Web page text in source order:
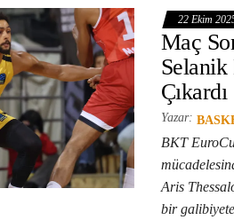
22 Ekim
Maç
Selanik
Çıkardı
Yazar:
BKT
Aris
bir